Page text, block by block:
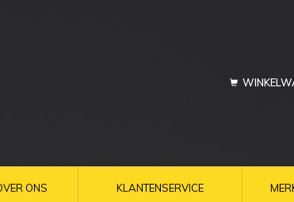
ONS KLANTENSERVICE